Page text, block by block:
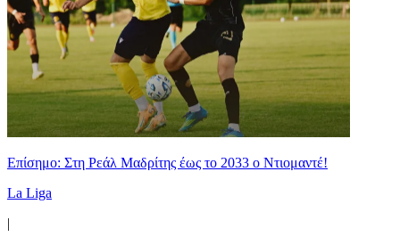
Επίσημο: Στη Ρεάλ Μαδρίτης έως το 2033 ο Ντιομαντέ!
La Liga
|